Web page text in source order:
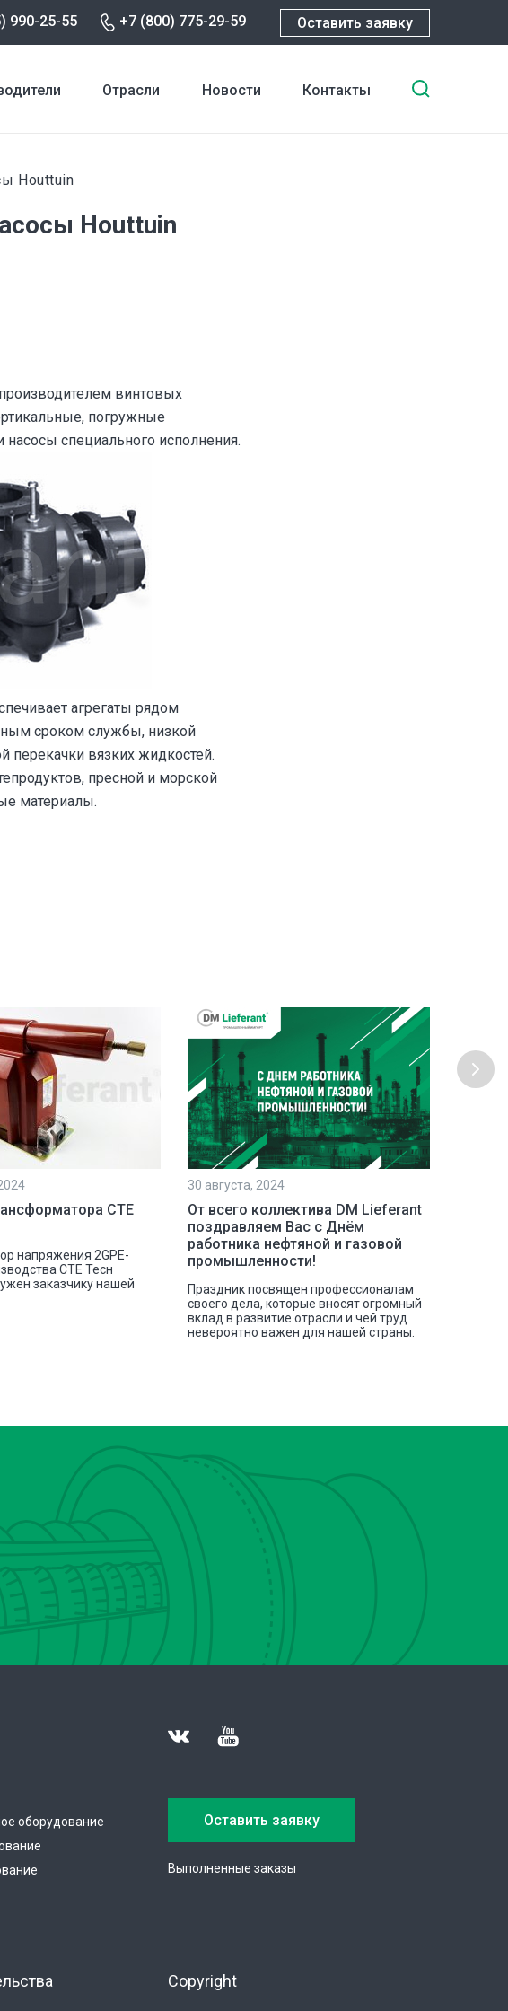
990-25-55 +7 (800) 775-29-59 Оставить заявку
Отрасли Новости Контакты
Houttuin
Houttuin
винтовых
погружные
специального исполнения.
агрегаты рядом
сроком службы, низкой
перекачки вязких жидкостей.
пресной и морской
материалы.
СТЕ
напряжения 2GPE-
СТЕ Тесн
заказчику нашей
30 августа, 2024
От всего коллектива DM Lieferant
поздравляем Вас с Днём
работника нефтяной и газовой
промышленности!
Праздник посвящен профессионалам
своего дела, которые вносят огромный
вклад в развитие отрасли и чей труд
невероятно важен для нашей страны.
оборудование
Оставить заявку
Выполненные заказы
Copyright